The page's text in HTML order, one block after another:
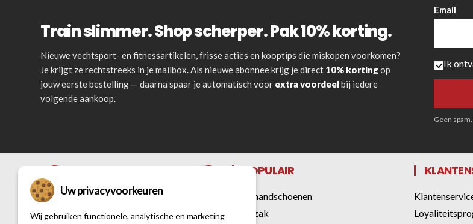
Train slimmer. Shop scherper. Pak 10% korting.
Nieuwe vechtsport- en fitnessartikelen, frisse acties en kooptips die miskopen voorkomen?
Je krijgt ze rechtstreeks in je mailbox. Als nieuwe abonnee krijg je direct 10% kortingop
jouw eerste bestelling — daarna spaar je automatisch voor extra voordeelbij iedere
volgende aankoop.
Email
Ik
Geen
POPULAIR
Bokshandschoenen
Bokszak
Uw privacyvoorkeuren
Wij gebruiken functionele, analytische en marketing